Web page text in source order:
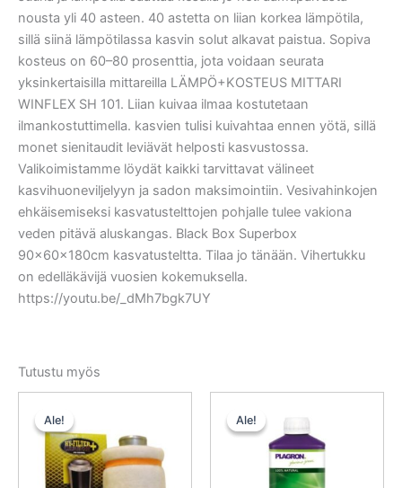
nousta yli 40 asteen. 40 astetta on liian korkea lämpötila,
sillä siinä lämpötilassa kasvin solut alkavat paistua. Sopiva
kosteus on 60–80 prosenttia, jota voidaan seurata
yksinkertaisilla mittareilla LÄMPÖ+KOSTEUS MITTARI
WINFLEX SH 101. Liian kuivaa ilmaa kostutetaan
ilmankostuttimella. kasvien tulisi kuivahtaa ennen yötä, sillä
monet sienitaudit leviävät helposti kasvustossa.
Valikoimistamme löydät kaikki tarvittavat välineet
kasvihuoneviljelyyn ja sadon maksimointiin. Vesivahinkojen
ehkäisemiseksi kasvatustelttojen pohjalle tulee vakiona
veden pitävä aluskangas. Black Box Superbox
90x60x180cm kasvatusteltta. Tilaa jo tänään. Vihertukku
on edelläkävijä vuosien kokemuksella.
https://youtu.be/_dMh7bgk7UY
Tutustu myös
Ale!
Ale!
35,50 €.33,72 €.
Ale!
Ale!
10,50 €.9,45 €.